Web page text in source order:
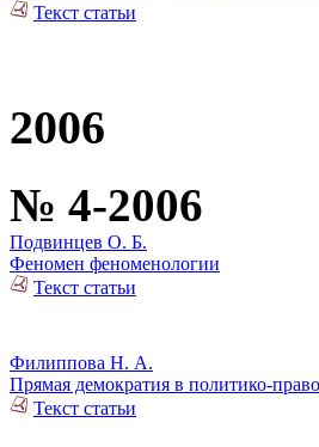
Текст статьи
2006
№ 4-2006
Подвинцев О. Б.
Феномен феноменологии
Текст статьи
Филиппова Н. А.
Прямая демократия в политико-
Текст статьи